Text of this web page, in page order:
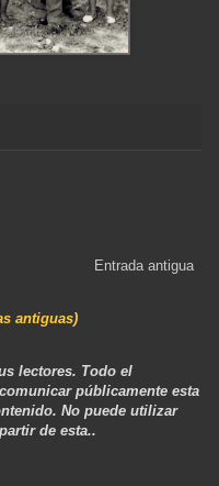
Entrada antigua
antiguas)
lectores. Todo el
públicamente esta
No puede utilizar
de esta..